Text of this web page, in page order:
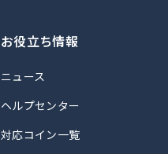
お役立ち情報
ニュース
ヘルプセンター
対応コイン一覧